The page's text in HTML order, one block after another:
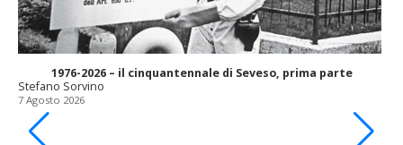
1976-2026 – il cinquantennale di Seveso, prima parte
Stefano Sorvino
7 Agosto 2026